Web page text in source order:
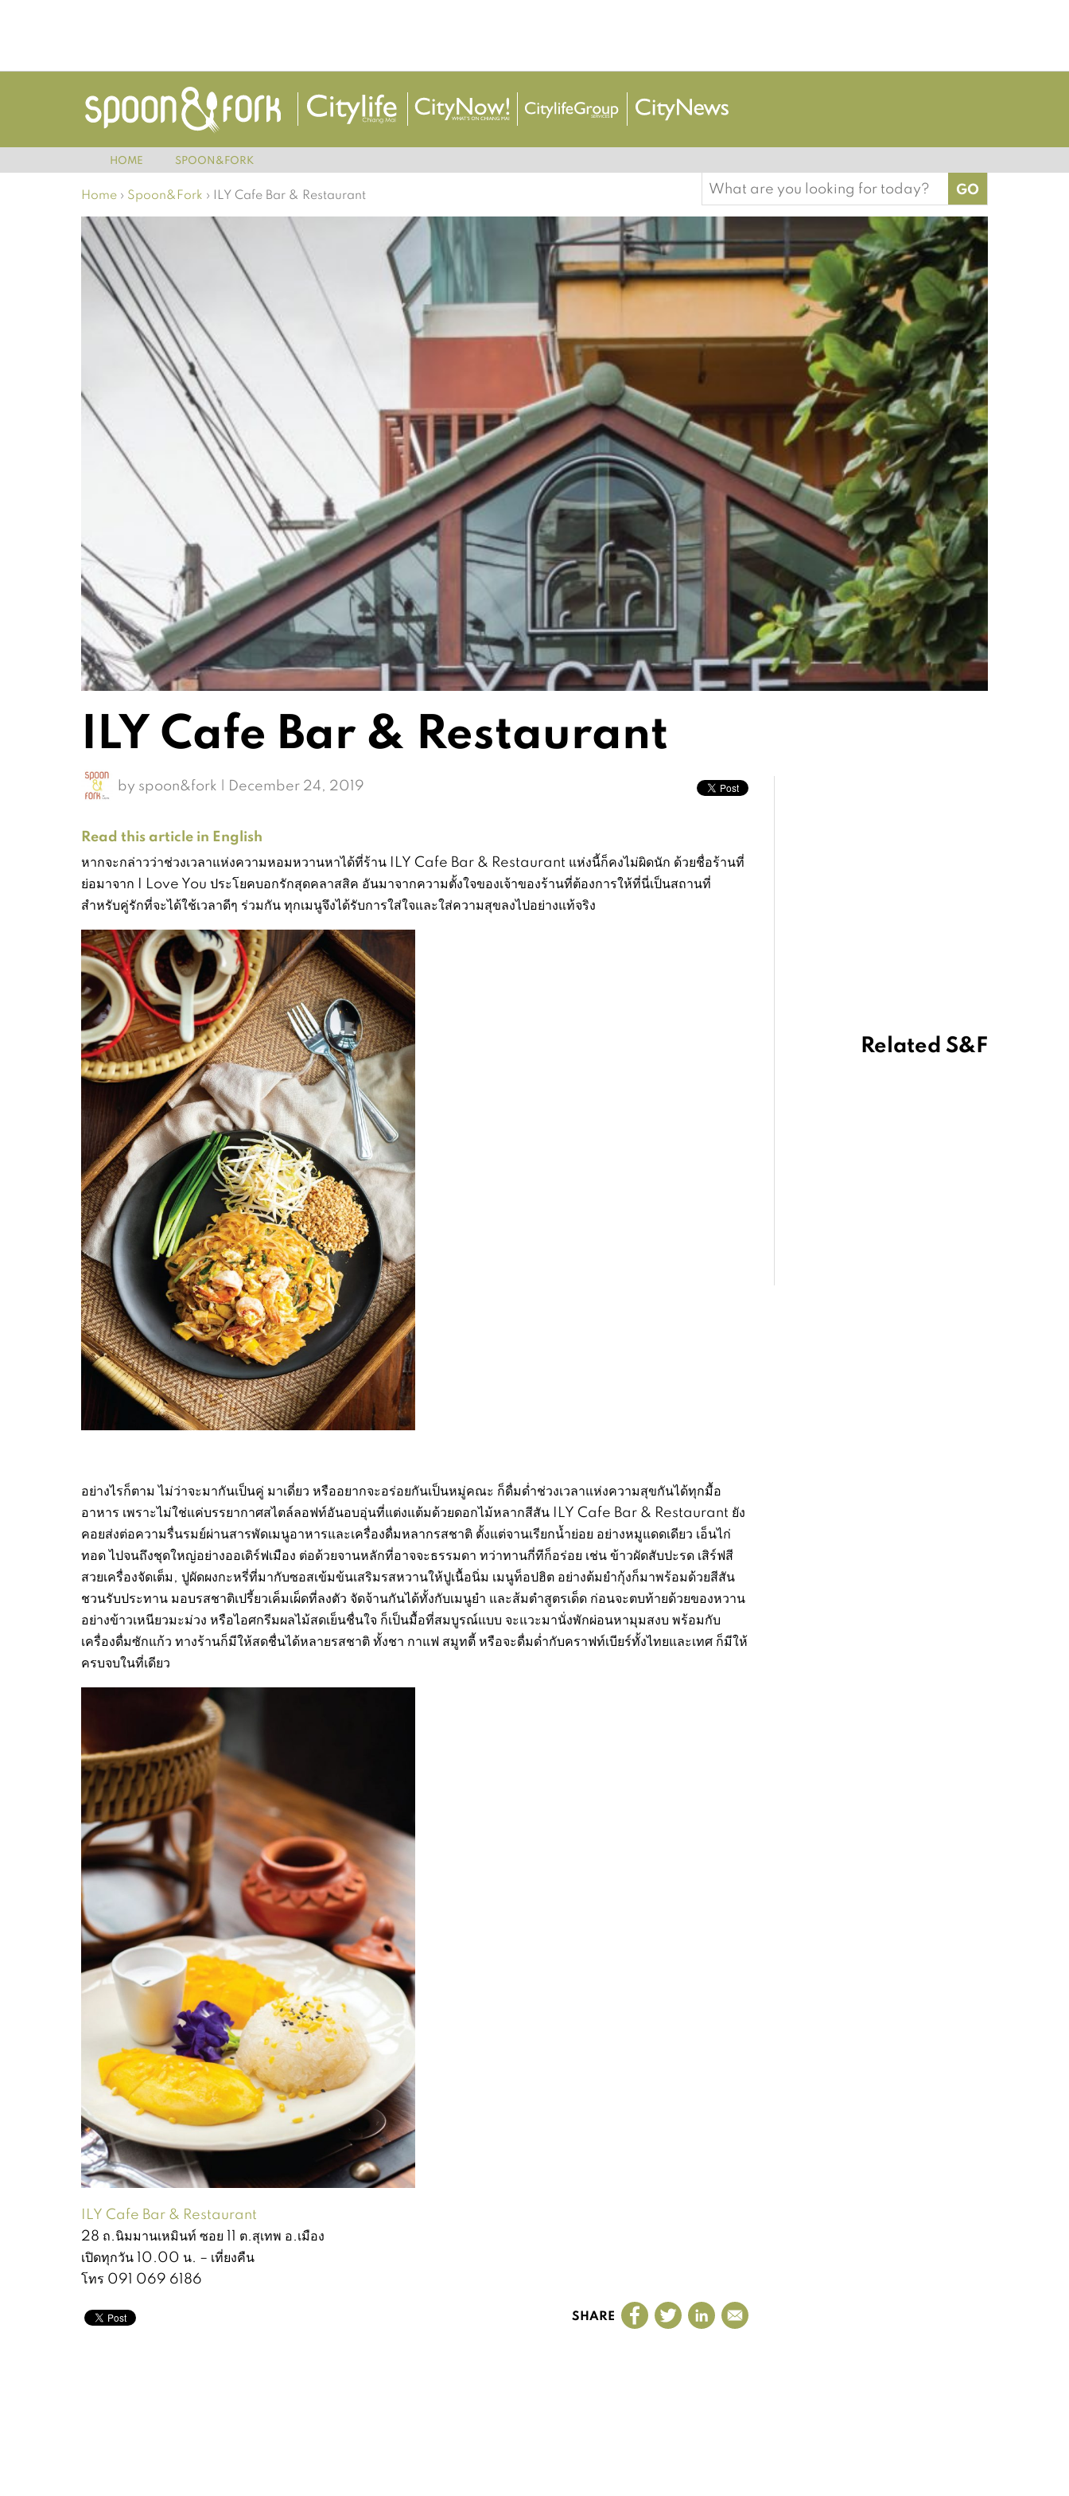
HOME SPOON&FORK
Home › Spoon&Fork › ILY Cafe Bar & Restaurant
Search
for:
ILY Cafe Bar & Restaurant
by spoon&fork | December 24, 2019
Read this article in English
หากจะกล่าวว่าช่วงเวลาแห่งความหอมหวานหาได้ที่ร้าน ILY Cafe Bar & Restaurant แห่งนี้ก็คงไม่ผิดนัก ด้วยชื่อร้านที่
ย่อมาจาก I Love You ประโยคบอกรักสุดคลาสสิค อันมาจากความตั้งใจของเจ้าของร้านที่ต้องการให้ที่นี่เป็นสถานที่
สำหรับคู่รักที่จะได้ใช้เวลาดีๆ ร่วมกัน ทุกเมนูจึงได้รับการใส่ใจและใส่ความสุขลงไปอย่างแท้จริง
อย่างไรก็ตาม ไม่ว่าจะมากันเป็นคู่ มาเดี่ยว หรืออยากจะอร่อยกันเป็นหมู่คณะ ก็ดื่มด่ำช่วงเวลาแห่งความสุขกันได้ทุกมื้อ
อาหาร เพราะไม่ใช่แค่บรรยากาศสไตล์ลอฟท์อันอบอุ่นที่แต่งแต้มด้วยดอกไม้หลากสีสัน ILY Cafe Bar & Restaurant ยัง
คอยส่งต่อความรื่นรมย์ผ่านสารพัดเมนูอาหารและเครื่องดื่มหลากรสชาติ ตั้งแต่จานเรียกน้ำย่อย อย่างหมูแดดเดียว เอ็นไก่
ทอด ไปจนถึงชุดใหญ่อย่างออเดิร์ฟเมือง ต่อด้วยจานหลักที่อาจจะธรรมดา ทว่าทานกี่ทีก็อร่อย เช่น ข้าวผัดสับปะรด เสิร์ฟสี
สวยเครื่องจัดเต็ม, ปูผัดผงกะหรี่ที่มากับซอสเข้มข้นเสริมรสหวานให้ปูเนื้อนิ่ม เมนูท็อปฮิต อย่างต้มยำกุ้งก็มาพร้อมด้วยสีสัน
ชวนรับประทาน มอบรสชาติเปรี้ยวเค็มเผ็ดที่ลงตัว จัดจ้านกันได้ทั้งกับเมนูยำ และส้มตำสูตรเด็ด ก่อนจะตบท้ายด้วยของหวาน
อย่างข้าวเหนียวมะม่วง หรือไอศกรีมผลไม้สดเย็นชื่นใจ ก็เป็นมื้อที่สมบูรณ์แบบ จะแวะมานั่งพักผ่อนหามุมสงบ พร้อมกับ
เครื่องดื่มซักแก้ว ทางร้านก็มีให้สดชื่นได้หลายรสชาติ ทั้งชา กาแฟ สมูทตี้ หรือจะดื่มด่ำกับคราฟท์เบียร์ทั้งไทยและเทศ ก็มีให้
ครบจบในที่เดียว
ILY Cafe Bar & Restaurant
28 ถ.นิมมานเหมินท์ ซอย 11 ต.สุเทพ อ.เมือง
เปิดทุกวัน 10.00 น. – เที่ยงคืน
โทร 091 069 6186
SHARE
Related S&F